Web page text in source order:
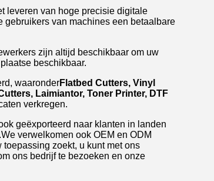
leveren van hoge precisie digitale
gebruikers van machines een betaalbare
zijn altijd beschikbaar om uw
beschikbaar.
waaronderFlatbed Cutters, Vinyl
Laimiantor, Toner Printer, DTF
verkregen.
geëxporteerd naar klanten in landen
verwelkomen ook OEM en ODM
zoekt, u kunt met ons
ons bedrijf te bezoeken en onze